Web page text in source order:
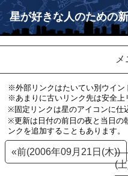
星が好きな人のための
※外部リンクはたいてい別ウイン
※あまりに古いリンク先は安全上
※固定リンクは星のアイコンに仕
※更新は日付の前日の夜と当日の
ンクを追加することもあります。
«前(2006年09月21日(木))
(